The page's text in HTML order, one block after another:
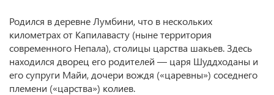
Родился в деревне Лумбини, что в нескольких
километрах от Капилавасту (ныне территория
современного Непала), столицы царства шакьев. Здесь
находился дворец его родителей — царя Шуддходаны и
его супруги Майи, дочери вождя («царевны») соседнего
племени («царства») колиев.